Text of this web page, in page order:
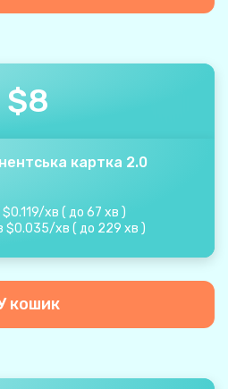
$8
картка 2.0
$0.119/хв ( до 67 хв )
$0.035/хв ( до 229 хв )
кошик